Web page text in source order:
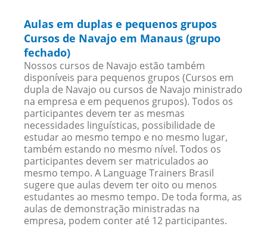
Aulas em duplas e pequenos grupos
Cursos de Navajo em Manaus (grupo
fechado)
Nossos cursos de Navajo estão também
disponíveis para pequenos grupos (Cursos em
dupla de Navajo ou cursos de Navajo ministrado
na empresa e em pequenos grupos). Todos os
participantes devem ter as mesmas
necessidades linguísticas, possibilidade de
estudar ao mesmo tempo e no mesmo lugar,
também estando no mesmo nível. Todos os
participantes devem ser matriculados ao
mesmo tempo. A Language Trainers Brasil
sugere que aulas devem ter oito ou menos
estudantes ao mesmo tempo. De toda forma, as
aulas de demonstração ministradas na
empresa, podem conter até 12 participantes.